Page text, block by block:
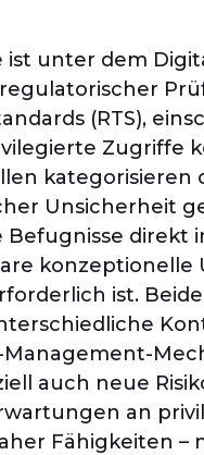
unter dem
(RTS),
Zugriffe
Unsicherheit
ist.
auch neue
an
Fähigkeiten